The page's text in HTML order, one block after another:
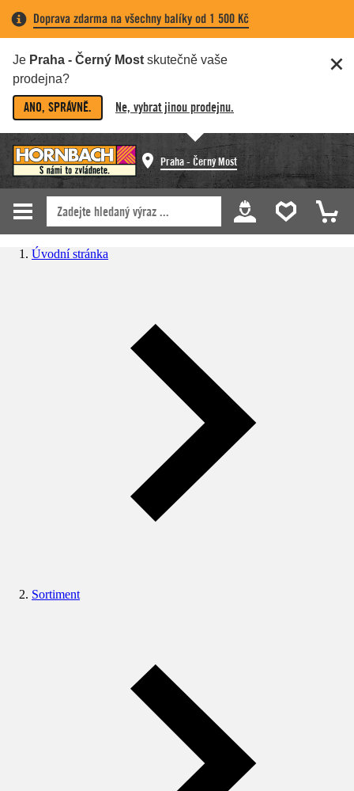
Doprava zdarma na všechny balíky od 1 500 Kč
Je Praha - Černý Most skutečně vaše
prodejna?
ANO, SPRÁVNĚ. Ne, vybrat jinou prodejnu.
Praha - Černý Most
Úvodní stránka
Sortiment